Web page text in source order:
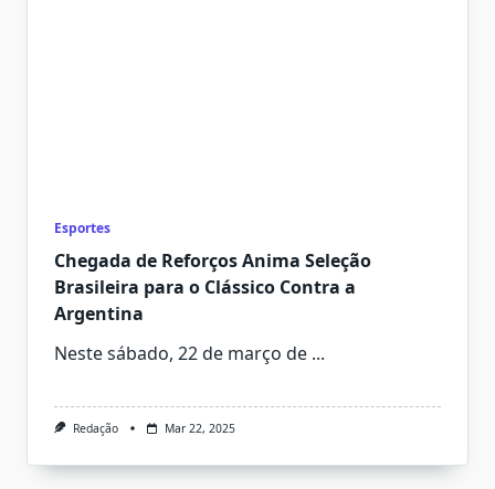
Esportes
Chegada de Reforços Anima Seleção
Brasileira para o Clássico Contra a
Argentina
Neste sábado, 22 de março de ...
Redação Mar 22, 2025